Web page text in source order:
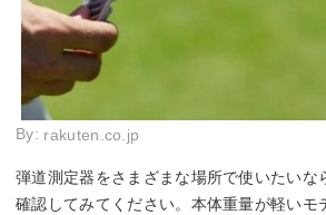
By: rakuten.co.jp
弾道測定器をさまざまな場所で使いたいな
確認してみてください。本体重量が軽いモ